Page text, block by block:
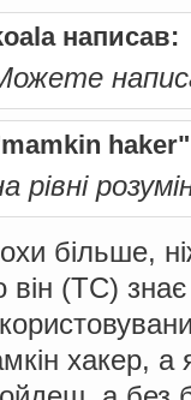
написав:
рівні
більше,
він (ТС) знає
хакер, а